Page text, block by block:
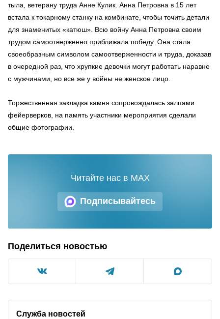
тыла, ветерану труда Анне Кулик. Анна Петровна в 15 лет
встала к токарному станку на комбинате, чтобы точить детали
для знаменитых «катюш». Всю войну Анна Петровна своим
трудом самоотверженно приближала победу. Она стала
своеобразным символом самоотверженности и труда, доказав
в очередной раз, что хрупкие девочки могут работать наравне
с мужчинами, но все же у войны не женское лицо.
Торжественная закладка камня сопровождалась залпами
фейерверков, на память участники мероприятия сделали
общие фотографии.
Подписывайтесь
Читайте нас в MAX
Поделиться новостью
Служба новостей